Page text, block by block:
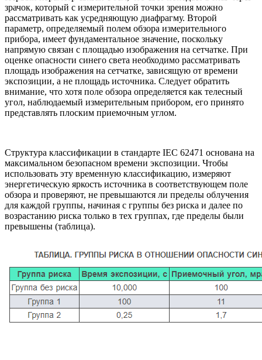
зрачок, который с измерительной точки зрения можно
рассматривать как усредняющую диафрагму. Второй
параметр, определяемый полем обзора измерительного
прибора, имеет фундаментальное значение, поскольку
напрямую связан с площадью изображения на сетчатке. При
оценке опасности синего света необходимо рассматривать
площадь изображения на сетчатке, зависящую от времени
экспозиции, а не площадь источника. Следует обратить
внимание, что хотя поле обзора определяется как телесный
угол, наблюдаемый измерительным прибором, его принято
представлять плоским приемочным углом.
Структура классификации в стандарте IEC 62471 основана на
максимальном безопасном времени экспозиции. Чтобы
использовать эту временную классификацию, измеряют
энергетическую яркость источника в соответствующем поле
обзора и проверяют, не превышаются ли пределы облучения
для каждой группы, начиная с группы без риска и далее по
возрастанию риска только в тех группах, где пределы были
превышены (таблица).